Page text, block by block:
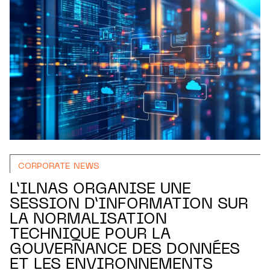
CORPORATE NEWS
L’ILNAS ORGANISE UNE
SESSION D’INFORMATION SUR
LA NORMALISATION
TECHNIQUE POUR LA
GOUVERNANCE DES DONNÉES
ET LES ENVIRONNEMENTS